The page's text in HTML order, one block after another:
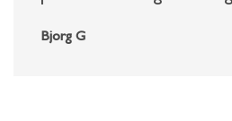
Bjorg G